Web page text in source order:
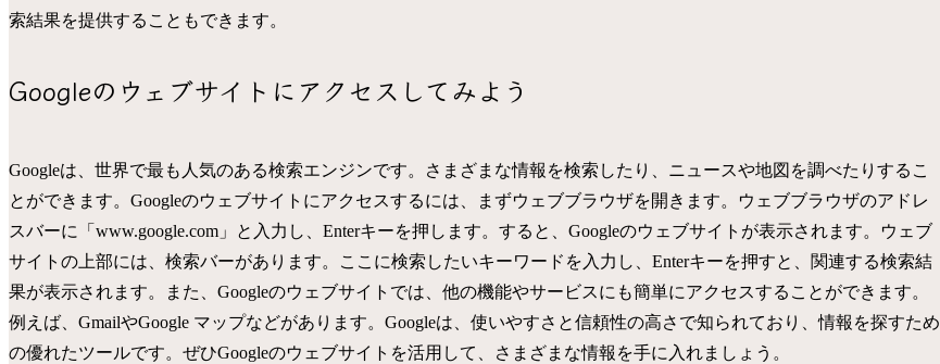
索結果を提供することもできます。
Googleのウェブサイトにアクセスしてみよう
Googleは、世界で最も人気のある検索エンジンです。さまざまな情報を検索したり、ニュースや地図を調べたりするこ
とができます。Googleのウェブサイトにアクセスするには、まずウェブブラウザを開きます。ウェブブラウザのアドレ
スバーに「www.google.com」と入力し、Enterキーを押します。すると、Googleのウェブサイトが表示されます。ウェブ
サイトの上部には、検索バーがあります。ここに検索したいキーワードを入力し、Enterキーを押すと、関連する検索結
果が表示されます。また、Googleのウェブサイトでは、他の機能やサービスにも簡単にアクセスすることができます。
例えば、GmailやGoogle マップなどがあります。Googleは、使いやすさと信頼性の高さで知られており、情報を探すため
の優れたツールです。ぜひGoogleのウェブサイトを活用して、さまざまな情報を手に入れましょう。